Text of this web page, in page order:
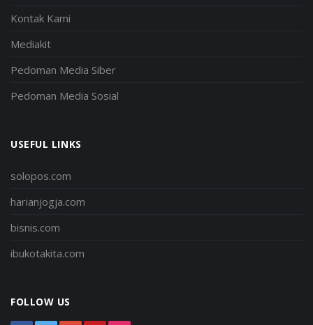
Kontak Kami
Mediakit
Pedoman Media Siber
Pedoman Media Sosial
USEFUL LINKS
solopos.com
harianjogja.com
bisnis.com
ibukotakita.com
FOLLOW US